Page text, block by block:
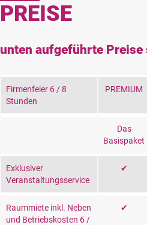
PREISE
unten aufgeführte
Firmenfeier 6 / 8
Stunden
PREMIUM
Das
Basispaket
Exklusiver
Veranstaltungsservice
✔
Raummiete inkl. Neben
und Betriebskosten 6 /
✔